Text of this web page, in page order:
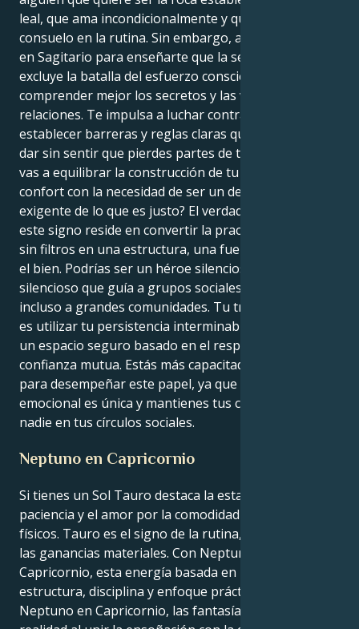
leal, que ama incondicionalmente y que busca
consuelo en la rutina. Sin embargo, aquí llega Urano
en Sagitario para enseñarte que la seguridad no
excluye la batalla del esfuerzo consciente para
comprender mejor los secretos y las verdades de tus
relaciones. Te impulsa a luchar contra la injusticia, a
establecer barreras y reglas claras que te permitan
dar sin sentir que pierdes partes de ti mismo. ¿Cómo
vas a equilibrar la construcción de tu fuerte torre de
confort con la necesidad de ser un defensor activo y
exigente de lo que es justo? El verdadero poder de
este signo reside en convertir la practicidad cruda y
sin filtros en una estructura, una fuerza visible para
el bien. Podrías ser un héroe silencioso, un poder
silencioso que guía a grupos sociales enteros e
incluso a grandes comunidades. Tu trabajo definitivo
es utilizar tu persistencia interminable para construir
un espacio seguro basado en el respeto y la
confianza mutua. Estás más capacitado que nadie
para desempeñar este papel, ya que tu percepción
emocional es única y mantienes tus creencias como
nadie en tus círculos sociales.
Neptuno en Capricornio
Si tienes un Sol Tauro destaca la estabilidad, la
paciencia y el amor por la comodidad y los placeres
físicos. Tauro es el signo de la rutina, la seguridad y
las ganancias materiales. Con Neptuno en
Capricornio, esta energía basada en la tierra recibe
estructura, disciplina y enfoque práctico. Con
Neptuno en Capricornio, las fantasías se hacen